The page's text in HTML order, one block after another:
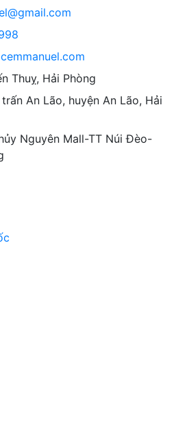
Thuỵ, Hải Phòng
An Lão, huyện An Lão, Hải
Nguyên Mall-TT Núi Đèo-